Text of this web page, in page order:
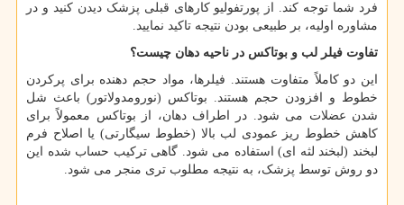
فرد شما توجه کند. از پورتفولیو کارهای قبلی پزشک دیدن کنید و در
مشاوره اولیه، بر طبیعی بودن نتیجه تاکید نمایید.
تفاوت فیلر لب و بوتاکس در ناحیه دهان چیست؟
این دو کاملاً متفاوت هستند. فیلرها، مواد حجم دهنده برای پرکردن
خطوط و افزودن حجم هستند. بوتاکس (نورومدولاتور) باعث شل
شدن عضلات می شود. در اطراف دهان، از بوتاکس معمولاً برای
کاهش خطوط ریز عمودی لب بالا (خطوط سیگارتی) یا اصلاح فرم
لبخند (لبخند لثه ای) استفاده می شود. گاهی ترکیب حساب شده این
دو روش توسط پزشک، به نتیجه مطلوب تری منجر می شود.